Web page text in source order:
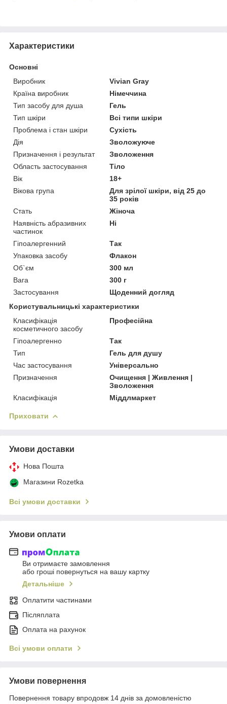
Характеристики
Основні
Виробник
Vivian Gray
Країна виробник
Німеччина
Тип засобу для душа
Гель
Тип шкіри
Всі типи шкіри
Проблема і стан шкіри
Сухість
Дія
Зволожуюче
Призначення і результат
Зволоження
Область застосування
Тіло
Вік
18+
Вікова група
Для зрілої шкіри, від 25 до
35 років
Стать
Жіноча
Наявність абразивних
частинок
Ні
Гіпоалергенний
Так
Упаковка засобу
Флакон
Об`єм
300 мл
Вага
300 г
Застосування
Щоденний догляд
Користувальницькі характеристики
Класифікація
косметичного засобу
Професійна
Гіпоалергенно
Так
Тип
Гель для душу
Час застосування
Універсально
Призначення
Очищення | Живлення |
Зволоження
Класифікація
Міддлмаркет
Приховати
Умови доставки
Нова Пошта
Магазини Rozetka
Всі умови доставки
Умови оплати
Ви отримаєте замовлення
або гроші повернуться на вашу картку
Детальніше
Оплатити частинами
Післяплата
Оплата на рахунок
Всі умови оплати
Умови повернення
Повернення товару впродовж 14 днів за домовленістю